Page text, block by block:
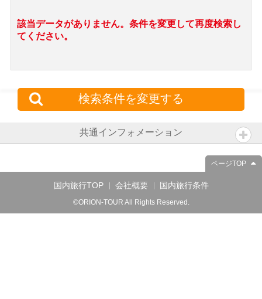
該当データがありません。条件を変更して再度検索し
てください。
検索条件を変更する
共通インフォメーション
ページTOP
国内旅行TOP 会社概要 国内旅行条件
©ORION-TOUR All Rights Reserved.